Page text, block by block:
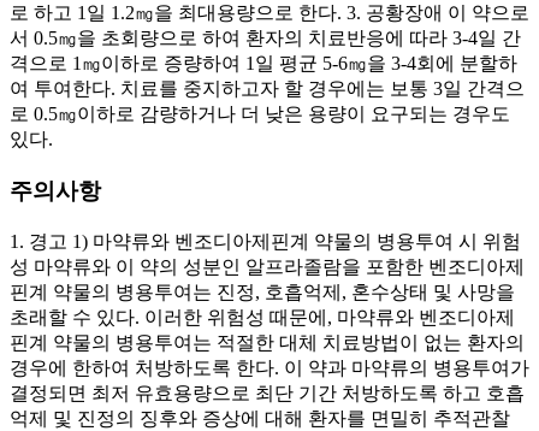
로 하고 1일 1.2㎎을 최대용량으로 한다. 3. 공황장애 이 약으로
서 0.5㎎을 초회량으로 하여 환자의 치료반응에 따라 3-4일 간
격으로 1㎎이하로 증량하여 1일 평균 5-6㎎을 3-4회에 분할하
여 투여한다. 치료를 중지하고자 할 경우에는 보통 3일 간격으
로 0.5㎎이하로 감량하거나 더 낮은 용량이 요구되는 경우도
있다.
주의사항
1. 경고 1) 마약류와 벤조디아제핀계 약물의 병용투여 시 위험
성 마약류와 이 약의 성분인 알프라졸람을 포함한 벤조디아제
핀계 약물의 병용투여는 진정, 호흡억제, 혼수상태 및 사망을
초래할 수 있다. 이러한 위험성 때문에, 마약류와 벤조디아제
핀계 약물의 병용투여는 적절한 대체 치료방법이 없는 환자의
경우에 한하여 처방하도록 한다. 이 약과 마약류의 병용투여가
결정되면 최저 유효용량으로 최단 기간 처방하도록 하고 호흡
억제 및 진정의 징후와 증상에 대해 환자를 면밀히 추적관찰